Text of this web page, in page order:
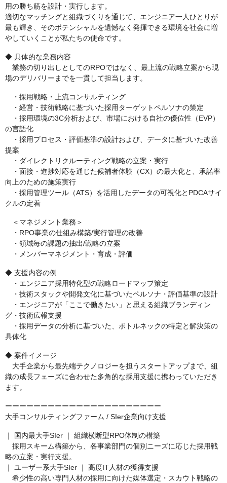
用の勝ち筋を設計・実行します。
適切なマッチングと組織づくりを通じて、エンジニア一人ひとりが
最も輝き、そのポテンシャルを遺憾なく発揮できる環境を社会に増
やしていくことが私たちの使命です。
◆ 具体的な業務内容
業務の切り出しとしてのRPOではなく、最上流の戦略立案から現
場のデリバリーまでを一貫して担当します。
・採用戦略・上流コンサルティング
・経営・技術戦略に基づいた採用ターゲットペルソナの策定
・採用環境の3C分析および、市場における自社の優位性（EVP）
の言語化
・採用プロセス・評価基準の設計および、データに基づいた改善
提案
・ダイレクトリクルーティング戦略の立案・実行
・面接・進捗対応を通じた候補者体験（CX）の最大化と、承諾率
向上のための施策実行
・採用管理ツール（ATS）を活用したデータの可視化とPDCAサイ
クルの定着
＜マネジメント業務＞
・RPO事業の仕組み構築/実行管理の改善
・領域毎の課題の抽出/戦略の立案
・メンバーマネジメント・育成・評価
◆ 支援内容の例
・エンジニア採用特化型の戦略ロードマップ策定
・技術スタックや開発文化に基づいたペルソナ・評価基準の設計
・エンジニアが「ここで働きたい」と思える組織ブランディン
グ・技術広報支援
・採用データの分析に基づいた、ボトルネックの特定と解決策の
具体化
◆ 案件イメージ
大手企業から最先端テクノロジーを担うスタートアップまで、組
織の成長フェーズに合わせた多角的な採用支援に携わっていただき
ます。
ーーーーーーーーーーーーーーーーーーーーーー
大手コンサルティングファーム / SIer企業向け支援
｜ 国内最大手SIer ｜ 組織横断型RPO体制の構築
採用スキーム構築から、各事業部門の個別ニーズに応じた採用戦
略の立案・実行支援。
｜ ユーザー系大手SIer ｜ 高度IT人材の獲得支援
希少性の高い専門人材の採用に向けた媒体選定・スカウト戦略の